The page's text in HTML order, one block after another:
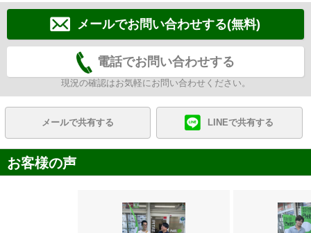
メールでお問い合わせする(無料)
電話でお問い合わせする
現況の確認はお気軽にお問い合わせください。
メールで共有する LINEで共有する
お客様の声